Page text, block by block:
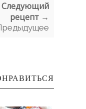
Следующий
рецепт →